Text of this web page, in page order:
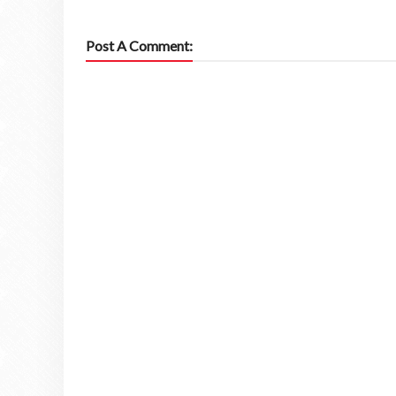
Post A Comment: